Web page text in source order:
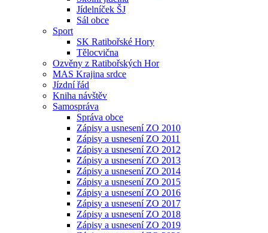
Jídelníček ŠJ
Sál obce
Sport
SK Ratibořské Hory
Tělocvična
Ozvěny z Ratibořských Hor
MAS Krajina srdce
Jízdní řád
Kniha návštěv
Samospráva
Správa obce
Zápisy a usnesení ZO 2010
Zápisy a usnesení ZO 2011
Zápisy a usnesení ZO 2012
Zápisy a usnesení ZO 2013
Zápisy a usnesení ZO 2014
Zápisy a usnesení ZO 2015
Zápisy a usnesení ZO 2016
Zápisy a usnesení ZO 2017
Zápisy a usnesení ZO 2018
Zápisy a usnesení ZO 2019